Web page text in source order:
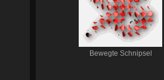
Bewegte Schnipsel